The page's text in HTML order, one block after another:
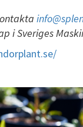
i Sveriges